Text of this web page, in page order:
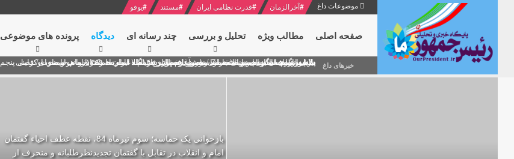
موضوعات داغ #آخرالزمان #قدرت نظامی ایران #مستند #یوفو
صفحه اصلی مطالب ویژه تحلیل و بررسی چند رسانه ای دیدگاه‌ پرونده های موضوعی
خبرهای داغ منشور گفتمان امام و انقلاب - 7 /بخش دوم : شرح پیام ۱۰ خرداد ۱۳۶۹ امام خامنه ای/ فصل پنجم: حفظ عزّت و کرامت انقلابی
بازخوانی افشاگری سپهبد محمود منصور افسر ارشد اطلاعات مصر درباره هواپیمای اوکراینی
دلایل اهمیت سیزدهمین انتخابات ریاست جمهوری از نگاه امام خامنه ای
بیانات امام خامنه ای در سخنرانی نوروزی خطاب به ملت ایران + نکته خوانی و صوت
پیام نوروزی امام خامنه ای به مناسبت آغاز سال ۱۴۰۰
بازخوانی یک حماسه؛ سوم تیرماه 84، نقطه عطف احیاء گفتمان
امام و انقلاب در تقابل با گفتمان تجدیدنظرطلبانه و منحرف از